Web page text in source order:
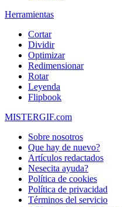
Herramientas
Cortar
Dividir
Optimizar
Redimensionar
Rotar
Leyenda
Flipbook
MISTERGIF.com
Sobre nosotros
Que hay de nuevo?
Artículos redactados
Nesecita ayuda?
Política de cookies
Política de privacidad
Términos del servicio